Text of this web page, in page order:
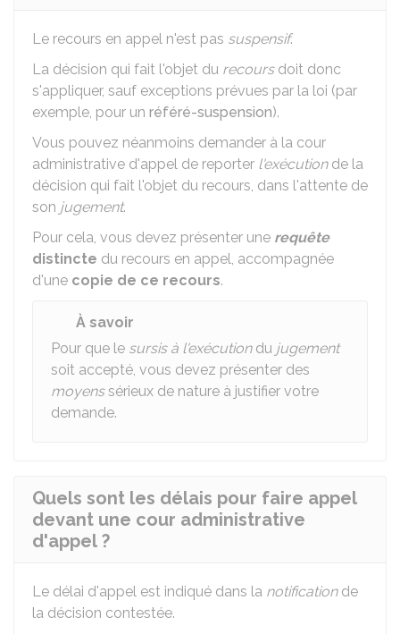
Le recours en appel n'est pas suspensif.
La décision qui fait l'objet du recoursdoit donc
s'appliquer, sauf exceptions prévues par la loi (par
exemple, pour un référé-suspension).
Vous pouvez néanmoins demander à la cour
administrative d'appel de reporter l'exécutionde la
décision qui fait l'objet du recours, dans l'attente de
son jugement.
Pour cela, vous devez présenter une requête
distincte du recours en appel, accompagnée
d'une copie de ce recours.
À savoir
Pour que le sursis à l'exécutiondu jugement
soit accepté, vous devez présenter des
moyenssérieux de nature à justifier votre
demande.
Quels sont les délais pour faire appel
devant une cour administrative
d'appel ?
Le délai d'appel est indiqué dans la notificationde
la décision contestée.